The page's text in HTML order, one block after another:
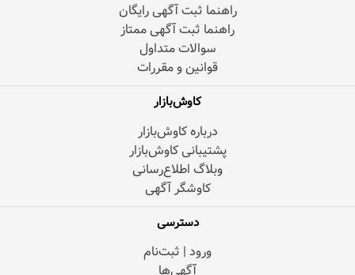
راهنما ثبت آگهی رایگان
راهنما ثبت آگهی ممتاز
سوالات متداول
قوانین و مقررات
کاوش‌بازار
درباره کاوش‌بازار
پشتیبانی کاوش‌بازار
وبلاگ اطلاع‌رسانی
کاوشگر آگهی
دسترسی
ورود | ثبت‌نام
آگهی‌ها